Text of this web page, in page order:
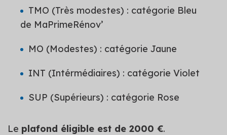
TMO (Très modestes) : catégorie Bleu
de MaPrimeRénov’
MO (Modestes) : catégorie Jaune
INT (Intérmédiaires) : catégorie Violet
SUP (Supérieurs) : catégorie Rose
Le plafond éligible est de 2000 €.